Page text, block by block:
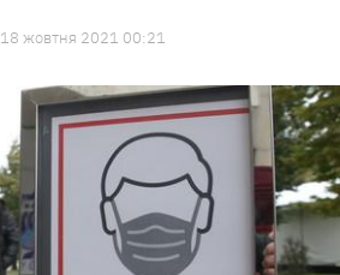
18 жовтня 2021 00:21